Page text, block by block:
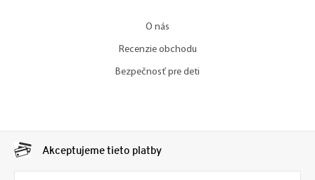
O nás
Recenzie obchodu
Bezpečnosť pre deti
Akceptujeme tieto platby